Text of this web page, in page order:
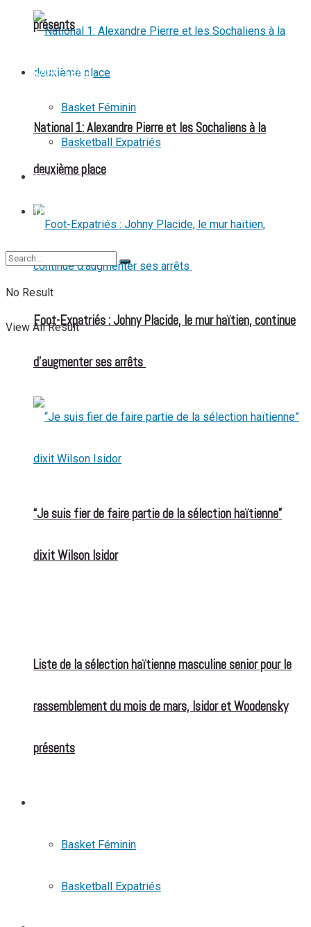
National 1: Alexandre Pierre et les Sochaliens à la
deuxième place
Foot-Expatriés : Johny Placide, le mur haïtien, continue
d’augmenter ses arrêts
“Je suis fier de faire partie de la sélection haïtienne”
dixit Wilson Isidor
Liste de la sélection haïtienne masculine senior pour le
rassemblement du mois de mars, Isidor et Woodensky
présents
Basket Féminin
Basketball Expatriés
présents
BASKETBALL
Basket Féminin
Basketball Expatriés
TENNIS
TENNIS DE TABLE
No Result
View All Result